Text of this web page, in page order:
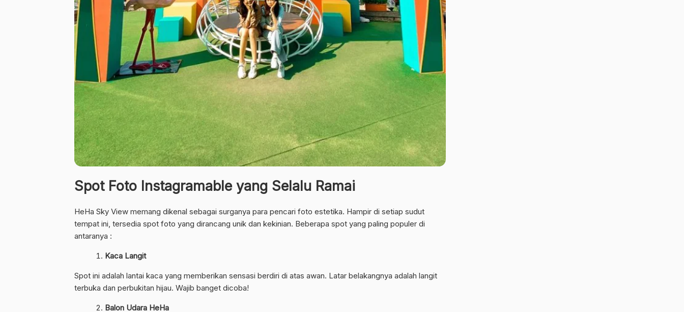
Spot Foto Instagramable yang Selalu Ramai
HeHa Sky View memang dikenal sebagai surganya para pencari foto estetika. Hampir di setiap sudut
tempat ini, tersedia spot foto yang dirancang unik dan kekinian. Beberapa spot yang paling populer di
antaranya :
Kaca Langit
Spot ini adalah lantai kaca yang memberikan sensasi berdiri di atas awan. Latar belakangnya adalah langit
terbuka dan perbukitan hijau. Wajib banget dicoba!
Balon Udara HeHa